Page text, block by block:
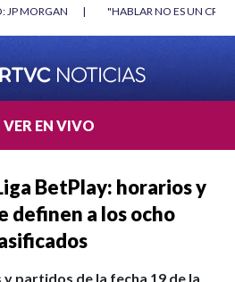
"HABLAR NO ES UN CRIMEN": CARTA DE
VER EN VIVO
BetPlay: horarios y
definen a los ocho
partidos de la fecha 19 de la